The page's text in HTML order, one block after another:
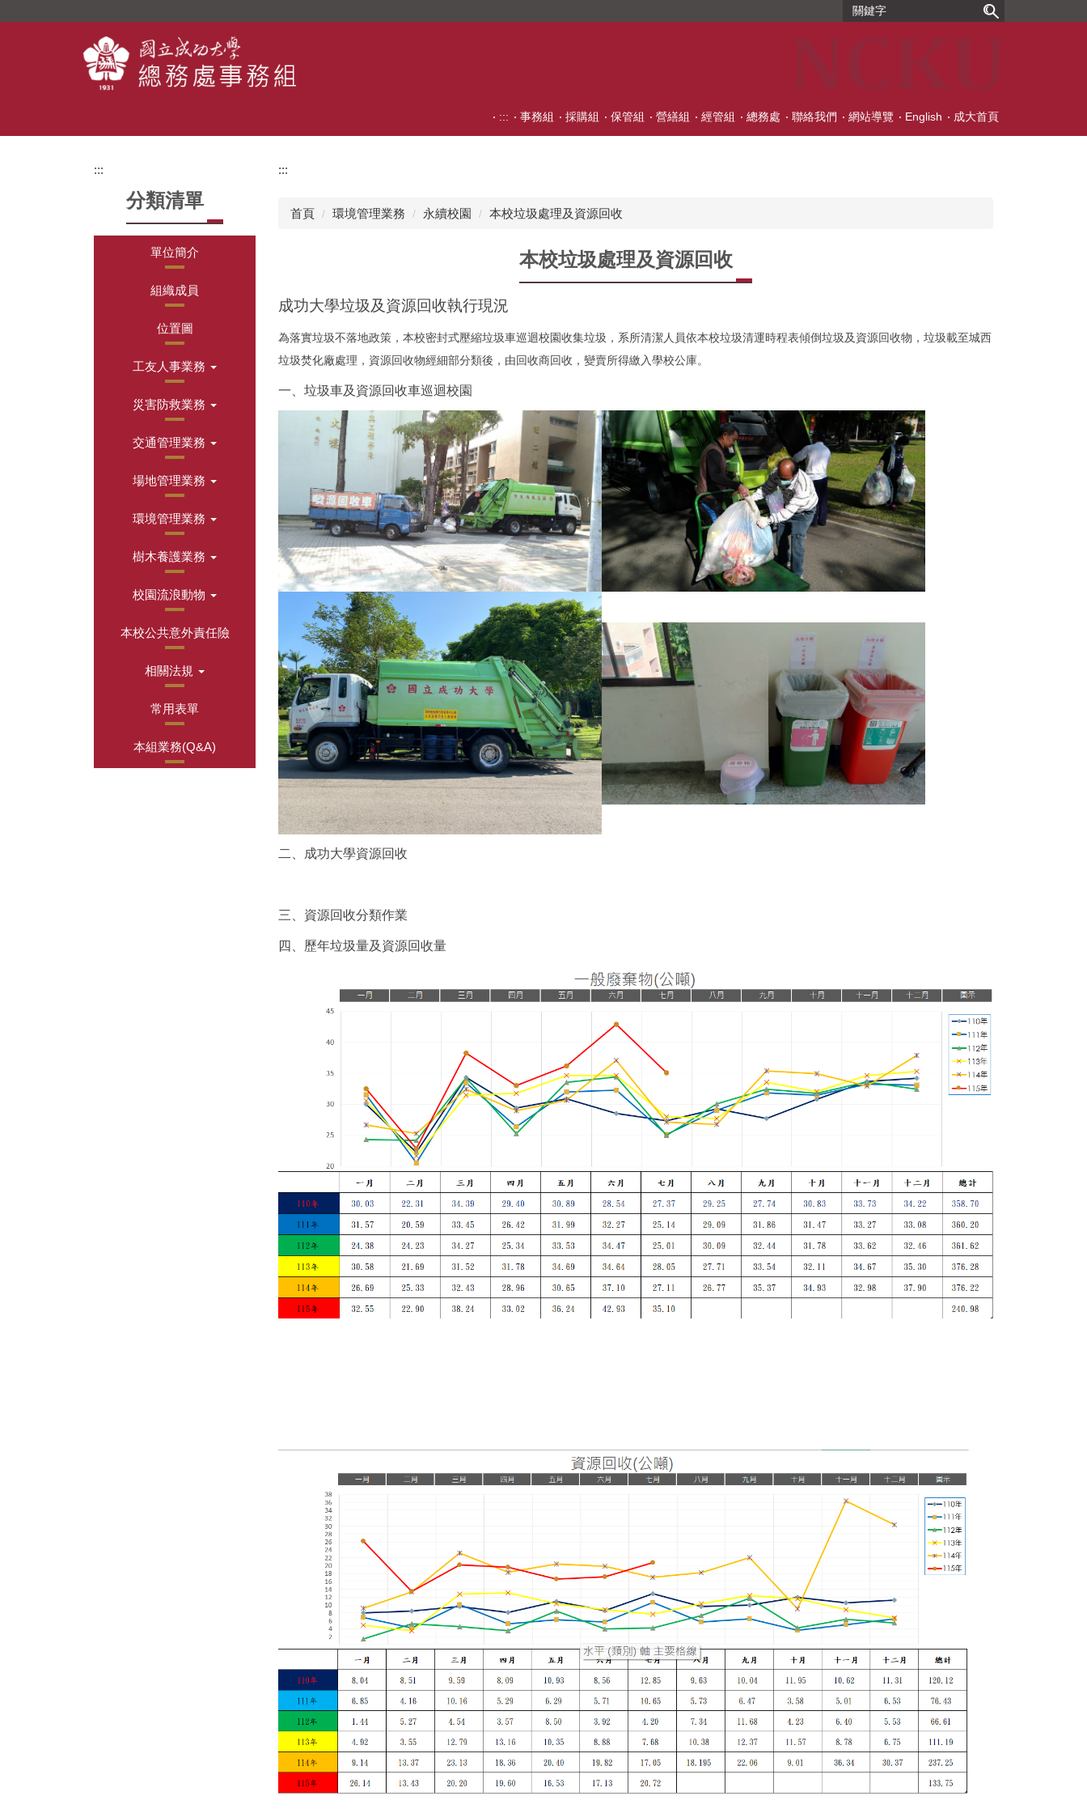
::: 事務組 採購組 保管組 營繕組 經管組 總務處 聯絡我們 網站導覽 English 成大首頁
:::
分類清單
單位簡介
組織成員
位置圖
工友人事業務
災害防救業務
交通管理業務
場地管理業務
環境管理業務
樹木養護業務
校園流浪動物
本校公共意外責任險
相關法規
常用表單
本組業務(Q&A)
:::
首頁 環境管理業務 永續校園 本校垃圾處理及資源回收
本校垃圾處理及資源回收
成功大學垃圾及資源回收執行現況
為落實垃圾不落地政策，本校密封式壓縮垃圾車巡迴校園收集垃圾，系所清潔人員依本校垃圾清運時程表傾倒垃圾及資源回收物，垃圾載至城西
垃圾焚化廠處理，資源回收物經細部分類後，由回收商回收，變賣所得繳入學校公庫。
一、垃圾車及資源回收車巡迴校園
二、成功大學資源回收
三、資源回收分類作業
四、歷年垃圾量及資源回收量